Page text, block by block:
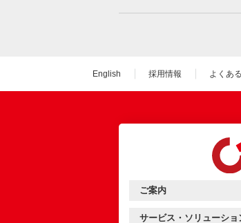
English 採用情報 よくあ
中部電力パワーグリッド：
ご案内
（新しいウィンドウを開
サービス・ソリューショ